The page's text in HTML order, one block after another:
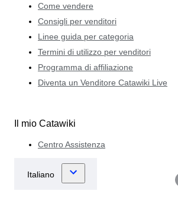
Come vendere
Consigli per venditori
Linee guida per categoria
Termini di utilizzo per venditori
Programma di affiliazione
Diventa un Venditore Catawiki Live
Il mio Catawiki
Centro Assistenza